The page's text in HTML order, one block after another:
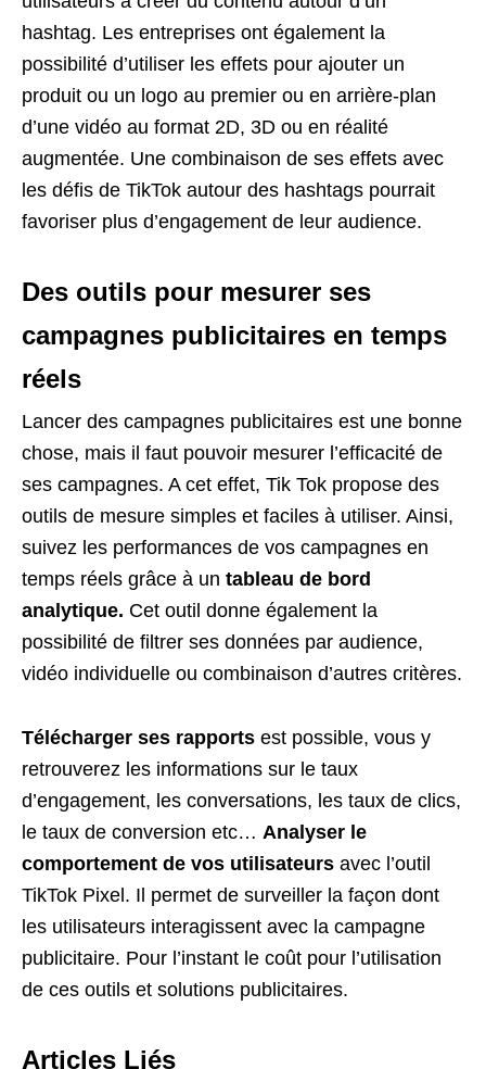
hashtag. Les entreprises ont également la
possibilité d’utiliser les effets pour ajouter un
produit ou un logo au premier ou en arrière-plan
d’une vidéo au format 2D, 3D ou en réalité
augmentée. Une combinaison de ses effets avec
les défis de TikTok autour des hashtags pourrait
favoriser plus d’engagement de leur audience.
Des outils pour mesurer ses
campagnes publicitaires en temps
réels
Lancer des campagnes publicitaires est une bonne
chose, mais il faut pouvoir mesurer l’efficacité de
ses campagnes. A cet effet, Tik Tok propose des
outils de mesure simples et faciles à utiliser. Ainsi,
suivez les performances de vos campagnes en
temps réels grâce à un tableau de bord
analytique. Cet outil donne également la
possibilité de filtrer ses données par audience,
vidéo individuelle ou combinaison d’autres critères.
Télécharger ses rapports est possible, vous y
retrouverez les informations sur le taux
d’engagement, les conversations, les taux de clics,
le taux de conversion etc… Analyser le
comportement de vos utilisateurs avec l’outil
TikTok Pixel. Il permet de surveiller la façon dont
les utilisateurs interagissent avec la campagne
publicitaire. Pour l’instant le coût pour l’utilisation
de ces outils et solutions publicitaires.
Articles Liés